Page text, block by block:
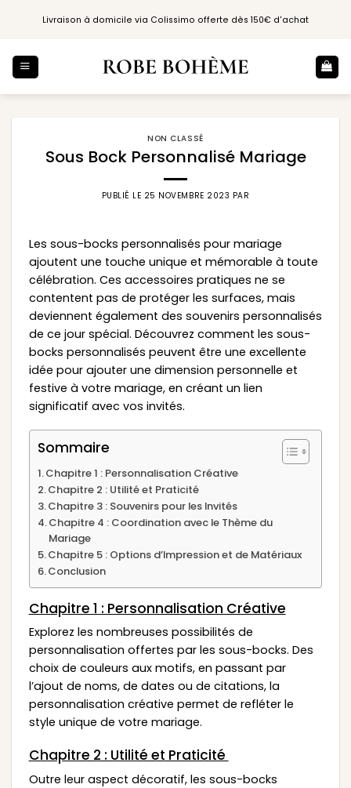
Livraison à domicile via Colissimo offerte dès 150€ d'achat
NON CLASSÉ
Sous Bock Personnalisé Mariage
PUBLIÉ LE 25 NOVEMBRE 2023 PAR
Les sous-bocks personnalisés pour mariage
ajoutent une touche unique et mémorable à toute
célébration. Ces accessoires pratiques ne se
contentent pas de protéger les surfaces, mais
deviennent également des souvenirs personnalisés
de ce jour spécial. Découvrez comment les sous-
bocks personnalisés peuvent être une excellente
idée pour ajouter une dimension personnelle et
festive à votre mariage, en créant un lien
significatif avec vos invités.
Sommaire
Chapitre 1 : Personnalisation Créative
Chapitre 2 : Utilité et Praticité
Chapitre 3 : Souvenirs pour les Invités
Chapitre 4 : Coordination avec le Thème du
Mariage
Chapitre 5 : Options d’Impression et de Matériaux
Conclusion
Chapitre 1 : Personnalisation Créative
Explorez les nombreuses possibilités de
personnalisation offertes par les sous-bocks. Des
choix de couleurs aux motifs, en passant par
l’ajout de noms, de dates ou de citations, la
personnalisation créative permet de refléter le
style unique de votre mariage.
Chapitre 2 : Utilité et Praticité
Outre leur aspect décoratif, les sous-bocks